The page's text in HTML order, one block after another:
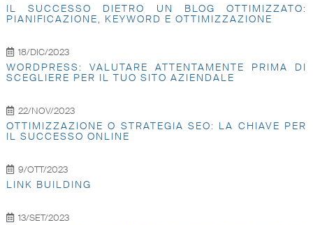
IL SUCCESSO DIETRO UN BLOG OTTIMIZZATO:
PIANIFICAZIONE, KEYWORD E OTTIMIZZAZIONE
18/DIC/2023
WORDPRESS: VALUTARE ATTENTAMENTE PRIMA DI
SCEGLIERE PER IL TUO SITO AZIENDALE
22/NOV/2023
OTTIMIZZAZIONE O STRATEGIA SEO: LA CHIAVE PER
IL SUCCESSO ONLINE
9/OTT/2023
LINK BUILDING
13/SET/2023